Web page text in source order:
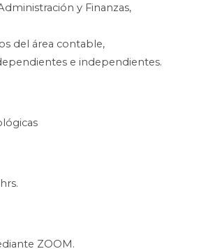
y Finanzas,
del área contable,
e independientes.
ZOOM.